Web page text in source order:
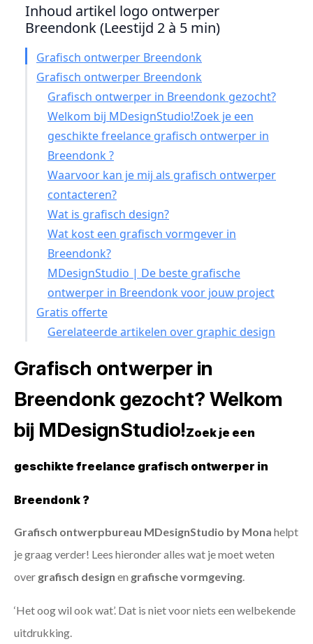
Inhoud artikel logo ontwerper
Breendonk (Leestijd 2 à 5 min)
Grafisch ontwerper Breendonk
Grafisch ontwerper Breendonk
Grafisch ontwerper in Breendonk gezocht?
Welkom bij MDesignStudio!Zoek je een
geschikte freelance grafisch ontwerper in
Breendonk ?
Waarvoor kan je mij als grafisch ontwerper
contacteren?
Wat is grafisch design?
Wat kost een grafisch vormgever in
Breendonk?
MDesignStudio | De beste grafische
ontwerper in Breendonk voor jouw project
Gratis offerte
Gerelateerde artikelen over graphic design
Grafisch ontwerper in
Breendonk gezocht? Welkom
bij MDesignStudio!Zoek je een
geschikte freelance grafisch ontwerper in
Breendonk ?
Grafisch ontwerpbureau MDesignStudio by Mona helpt
je graag verder! Lees hieronder alles wat je moet weten
over grafisch design en grafische vormgeving
‘Het oog wil ook wat’. Dat is niet voor niets een welbekende
uitdrukking.